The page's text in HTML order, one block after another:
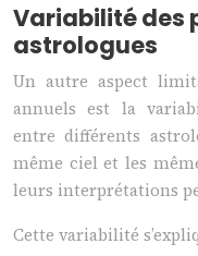
Variabilité des
astrologues
Un autre aspect
annuels est la
entre différents
même ciel et les
leurs interprétations
Cette variabilité